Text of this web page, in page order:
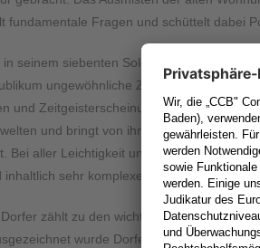
fundamentale Fragen und schüttelt dabei
seinem siebenten Soloprogramm
ungewöhnliche Zusammenhänge,
und Zeitgeisterscheinungen bis
und bringt von ihm dargestellte
Bei aller Leichtigkeit und
sehr komplexes Ein-Mann-Theater.
zählt zu den wichtigsten Satirikern
wurde Dorfer u.a. mit dem